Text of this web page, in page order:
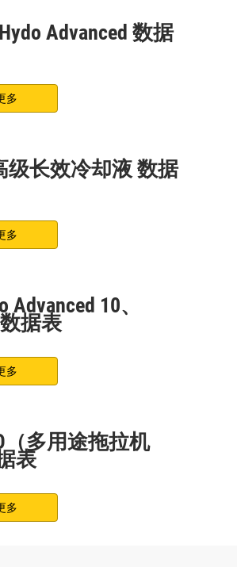
Advanced 数据
多
级长效冷却液 数据
多
Advanced 10、
据表
多
（多用途拖拉机
表
多